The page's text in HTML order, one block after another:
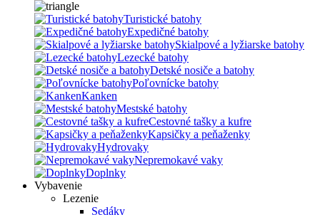
Turistické batohy
Expedičné batohy
Skialpové a lyžiarske batohy
Lezecké batohy
Detské nosiče a batohy
Poľovnícke batohy
Kanken
Mestské batohy
Cestovné tašky a kufre
Kapsičky a peňaženky
Hydrovaky
Nepremokavé vaky
Doplnky
Vybavenie
Lezenie
Sedáky